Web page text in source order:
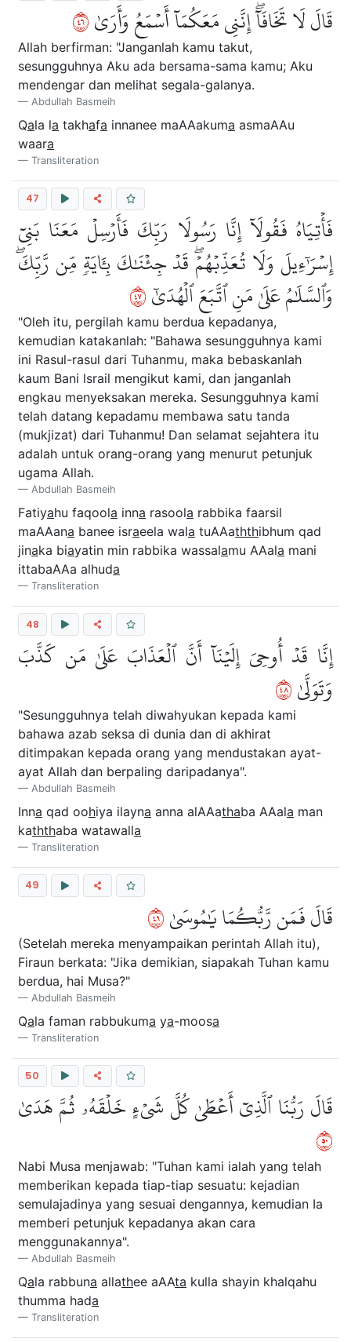
قَالَ لَا تَخَافَآۖ إِنَّنِي مَعَكُمَآ أَسۡمَعُ وَأَرَىٰ٦٤
Allah berfirman: "Janganlah kamu takut,
sesungguhnya Aku ada bersama-sama kamu; Aku
mendengar dan melihat segala-galanya.
Abdullah Basmeih
Qala la takhafa innanee maAAakuma asmaAAu
waara
Transliteration
47
فَأۡتِيَاهُ فَقُولَآ إِنَّا رَسُولَا رَبِّكَ فَأَرۡسِلۡ مَعَنَا بَنِيٓ
إِسۡرَٰٓءِيلَ وَلَا تُعَذِّبۡهُمۡۖ قَدۡ جِئۡنَٰكَ بِـَٔايَةٖ مِّن رَّبِّكَۖ
وَٱلسَّلَٰمُ عَلَىٰ مَنِ ٱتَّبَعَ ٱلۡهُدَىٰٓ٧٤
"Oleh itu, pergilah kamu berdua kepadanya,
kemudian katakanlah: "Bahawa sesungguhnya kami
ini Rasul-rasul dari Tuhanmu, maka bebaskanlah
kaum Bani lsrail mengikut kami, dan janganlah
engkau menyeksakan mereka. Sesungguhnya kami
telah datang kepadamu membawa satu tanda
(mukjizat) dari Tuhanmu! Dan selamat sejahtera itu
adalah untuk orang-orang yang menurut petunjuk
ugama Allah.
Abdullah Basmeih
Fatiyahu faqoola inna rasoola rabbika faarsil
maAAana banee israeela wala tuAAaththibhum qad
jinaka biayatin min rabbika wassalamu AAala mani
ittabaAAa alhuda
Transliteration
48
إِنَّا قَدۡ أُوحِيَ إِلَيۡنَآ أَنَّ ٱلۡعَذَابَ عَلَىٰ مَن كَذَّبَ
وَتَوَلَّىٰ٨٤
"Sesungguhnya telah diwahyukan kepada kami
bahawa azab seksa di dunia dan di akhirat
ditimpakan kepada orang yang mendustakan ayat-
ayat Allah dan berpaling daripadanya".
Abdullah Basmeih
Inna qad oohiya ilayna anna alAAathaba AAala man
kaththaba watawalla
Transliteration
49
قَالَ فَمَن رَّبُّكُمَا يَٰمُوسَىٰ٩٤
(Setelah mereka menyampaikan perintah Allah itu),
Firaun berkata: "Jika demikian, siapakah Tuhan kamu
berdua, hai Musa?"
Abdullah Basmeih
Qala faman rabbukuma ya-moosa
Transliteration
50
قَالَ رَبُّنَا ٱلَّذِيٓ أَعۡطَىٰ كُلَّ شَيۡءٍ خَلۡقَهُۥ ثُمَّ هَدَىٰ
٠٥
Nabi Musa menjawab: "Tuhan kami ialah yang telah
memberikan kepada tiap-tiap sesuatu: kejadian
semulajadinya yang sesuai dengannya, kemudian Ia
memberi petunjuk kepadanya akan cara
menggunakannya".
Abdullah Basmeih
Qala rabbuna allathee aAAta kulla shayin khalqahu
thumma hada
Transliteration